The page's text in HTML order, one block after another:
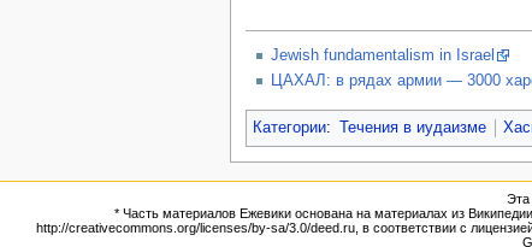
Jewish fundamentalism in Israel
ЦАХАЛ: в рядах армии — 3000
Категории: Течения в иудаизме
Эта
* Часть материалов Ежевики основана на материалах из
http://creativecommons.org/licenses/by-sa/3.0/deed.ru, в соответствии с